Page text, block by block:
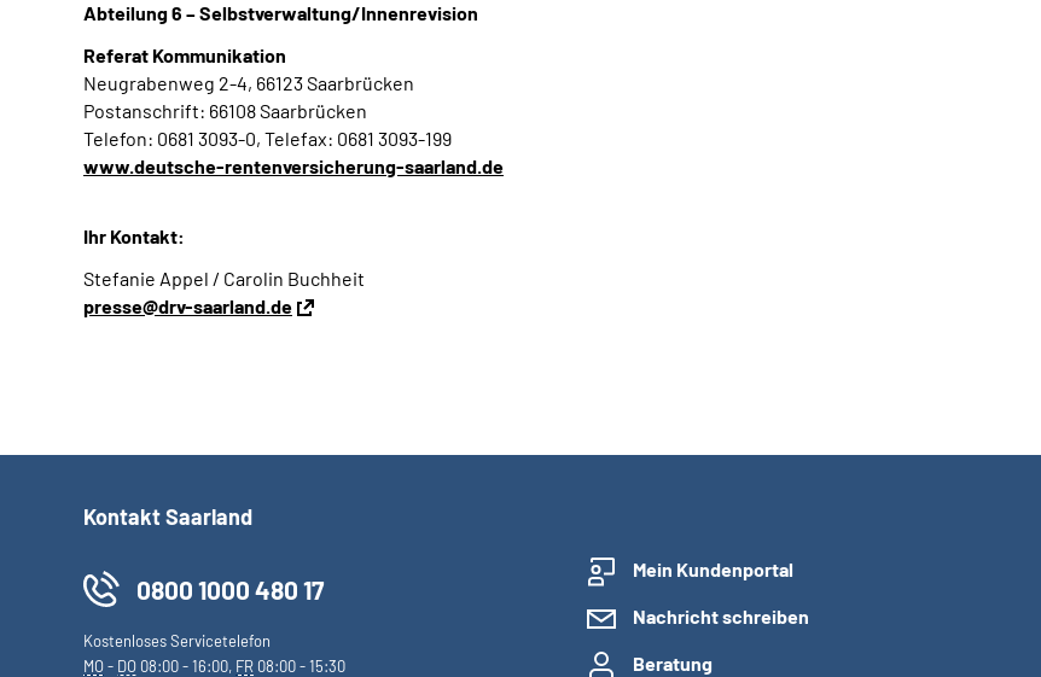
Abteilung 6 – Selbstverwaltung/Innenrevision
Referat Kommunikation
Neugrabenweg 2-4, 66123 Saarbrücken
Postanschrift: 66108 Saarbrücken
Telefon: 0681 3093-0, Telefax: 0681 3093-199
www.deutsche-rentenversicherung-saarland.de
Ihr Kontakt:
Stefanie Appel / Carolin Buchheit
presse@drv-saarland.de
Kontakt Saarland
0800 1000 480 17
Kostenloses Servicetelefon
MO- DO 08:00 - 16:00, FR 08:00 - 15:30
Mein Kundenportal
Nachricht schreiben
Beratung